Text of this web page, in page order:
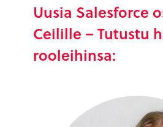
Uusia Salesforce
Ceilille – Tutustu
rooleihinsa: